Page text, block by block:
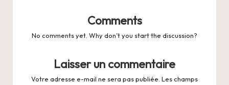
Comments
No comments yet. Why don’t you start the discussion?
Laisser un commentaire
Votre adresse e-mail ne sera pas publiée. Les champs